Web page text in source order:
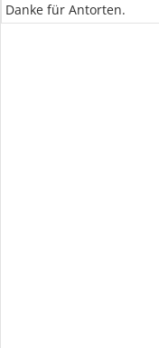
Danke für Antorten.